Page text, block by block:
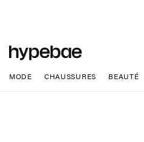
MODE CHAUSSURES BEAUTÉ